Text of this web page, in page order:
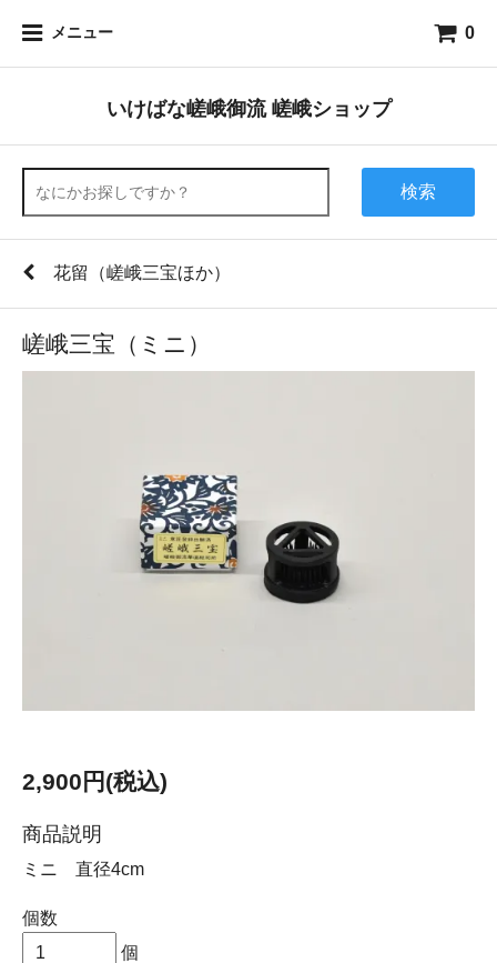
メニュー 0
いけばな嵯峨御流 嵯峨ショップ
検索
花留（嵯峨三宝ほか）
嵯峨三宝（ミニ）
2,900円(税込)
商品説明
ミニ 直径4cm
個数
個